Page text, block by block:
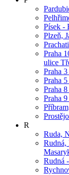
Písek -
Plzeň,
Praha
ulice
Praha
Praha
Praha
Praha
R
Ruda,
Rudná,
Rudná